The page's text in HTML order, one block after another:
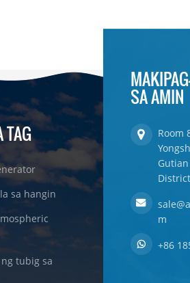
TAG
sa hangin
tubig sa
SA AMIN
Room
m
+86